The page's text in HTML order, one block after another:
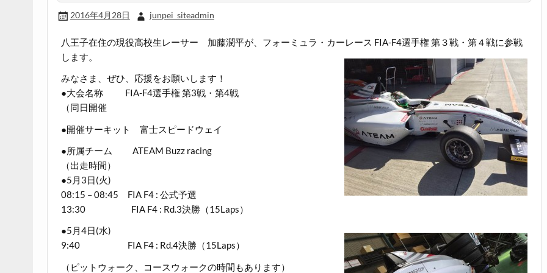
2016年4月28日 junpei_siteadmin
八王子在住の現役高校生レーサー 加藤潤平が、フォーミュラ・カーレース FIA-F4選手権 第３戦・第４戦に参戦
します。
みなさま、ぜひ、応援をお願いします！
●大会名称 FIA-F4選手権 第3戦・第4戦
（同日開催
●開催サーキット 富士スピードウェイ
●所属チーム ATEAM Buzz racing
（出走時間）
●5月3日(火)
08:15 – 08:45 FIA F4 : 公式予選
13:30 FIA F4 : Rd.3決勝（15Laps）
●5月4日(水)
9:40 FIA F4 : Rd.4決勝（15Laps）
（ピットウォーク、コースウォークの時間もあります）